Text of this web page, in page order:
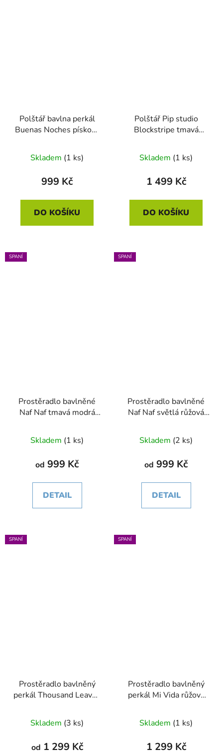
Polštář bavlna perkál
Buenas Noches písková
Skladem (1 ks)
999 Kč
DO KOŠÍKU
Polštář Pip studio
Blockstripe tmavá
Skladem (1 ks)
1 499 Kč
DO KOŠÍKU
SPANÍ
Prostěradlo bavlněné
Naf Naf tmavá modrá
Skladem (1 ks)
od 999 Kč
DETAIL
SPANÍ
Prostěradlo bavlněné
Naf Naf světlá růžová
Skladem (2 ks)
od 999 Kč
DETAIL
SPANÍ
Prostěradlo bavlněný
perkál Thousand Leaves
Skladem (3 ks)
od 1 299 Kč
SPANÍ
Prostěradlo bavlněný
perkál Mi Vida růžová
Skladem (1 ks)
1 299 Kč